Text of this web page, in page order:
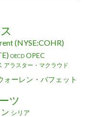
(NYSE:COHR)
OECD OPEC
アラスター・マクラウド
ォーレン・バフェット
ツ
シリア